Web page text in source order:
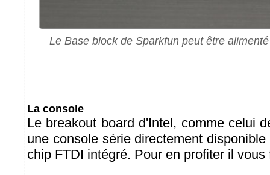
Le Base block de Sparkfun peut être
La console
Le breakout board d'Intel, comme celui
une console série directement
chip FTDI intégré. Pour en profiter il vous